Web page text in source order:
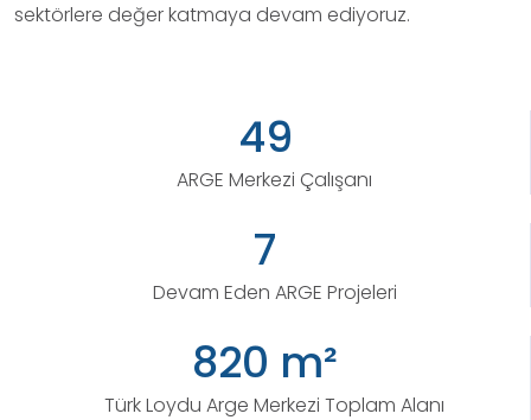
sektörlere değer katmaya devam ediyoruz.
49
ARGE Merkezi Çalışanı
7
Devam Eden ARGE Projeleri
820 m²
Türk Loydu Arge Merkezi Toplam Alanı